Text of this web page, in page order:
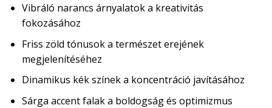
Vibráló narancs árnyalatok a kreativitás
fokozásához
Friss zöld tónusok a természet erejének
megjelenítéséhez
Dinamikus kék színek a koncentráció javításához
Sárga accent falak a boldogság és optimizmus